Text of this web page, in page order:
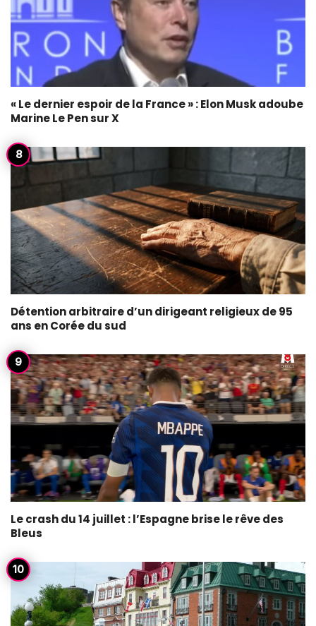
« Le dernier espoir de la France » : Elon Musk adoube
Marine Le Pen sur X
Détention arbitraire d’un dirigeant religieux de 95
ans en Corée du sud
Le crash du 14 juillet : l’Espagne brise le rêve des
Bleus